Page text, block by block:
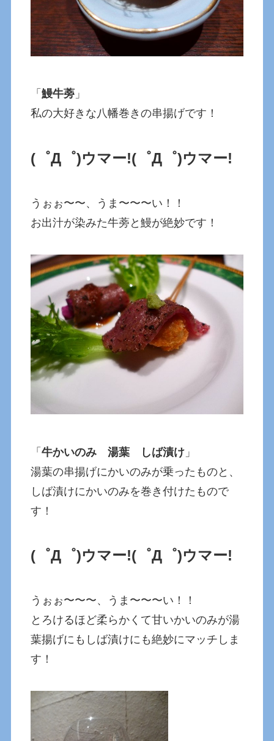
「鰻牛蒡 」
私の大好きな八幡巻きの串揚げです！
(゜Д゜)ウマー!(゜Д゜)ウマー!
うぉぉ〜〜、うま〜〜〜い！！
お出汁が染みた牛蒡と鰻が絶妙です！
「牛かいのみ 湯葉 しば漬け 」
湯葉の串揚げにかいのみが乗ったものと、
しば漬けにかいのみを巻き付けたもので
す！
(゜Д゜)ウマー!(゜Д゜)ウマー!
うぉぉ〜〜〜、うま〜〜〜い！！
とろけるほど柔らかくて甘いかいのみが湯
葉揚げにもしば漬けにも絶妙にマッチしま
す！